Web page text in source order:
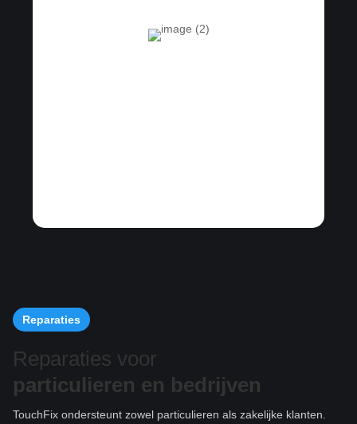
Reparaties
Reparaties voor
particulieren en bedrijven
TouchFix ondersteunt zowel particulieren als zakelijke klanten.